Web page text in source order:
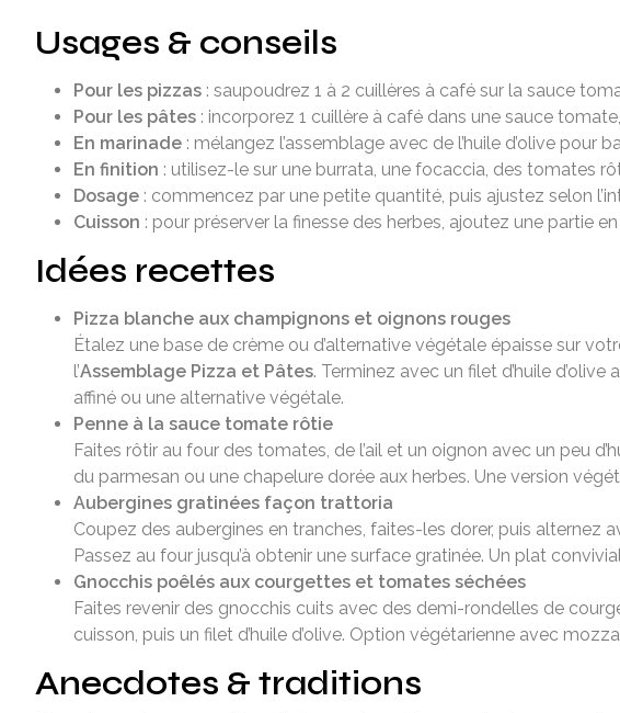
Usages & conseils
Pour les pizzas : saupoudrez 1 à 2 cuillères à café sur la sauce
Pour les pâtes : incorporez 1 cuillère à café dans une sauce
En marinade : mélangez l’assemblage avec de l’huile d’olive
En finition : utilisez-le sur une burrata, une focaccia, des tomates
Dosage : commencez par une petite quantité, puis ajustez selon
Cuisson : pour préserver la finesse des herbes, ajoutez une partie
Idées recettes
Pizza blanche aux champignons et oignons rouges
Étalez une base de crème ou d’alternative végétale épaisse sur
l’Assemblage Pizza et Pâtes. Terminez avec un filet d’huile
affiné ou une alternative végétale.
Penne à la sauce tomate rôtie
Faites rôtir au four des tomates, de l’ail et un oignon avec un peu
du parmesan ou une chapelure dorée aux herbes. Une version
Aubergines gratinées façon trattoria
Coupez des aubergines en tranches, faites-les dorer, puis
Passez au four jusqu’à obtenir une surface gratinée. Un plat
Gnocchis poêlés aux courgettes et tomates séchées
Faites revenir des gnocchis cuits avec des demi-rondelles de
cuisson, puis un filet d’huile d’olive. Option végétarienne avec
Anecdotes & traditions